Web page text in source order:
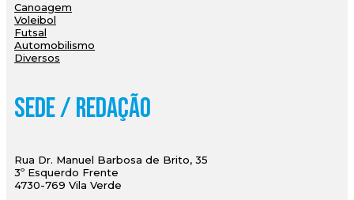
Canoagem
Voleibol
Futsal
Automobilismo
Diversos
Sede / Redação
Rua Dr. Manuel Barbosa de Brito, 35
3º Esquerdo Frente
4730-769 Vila Verde